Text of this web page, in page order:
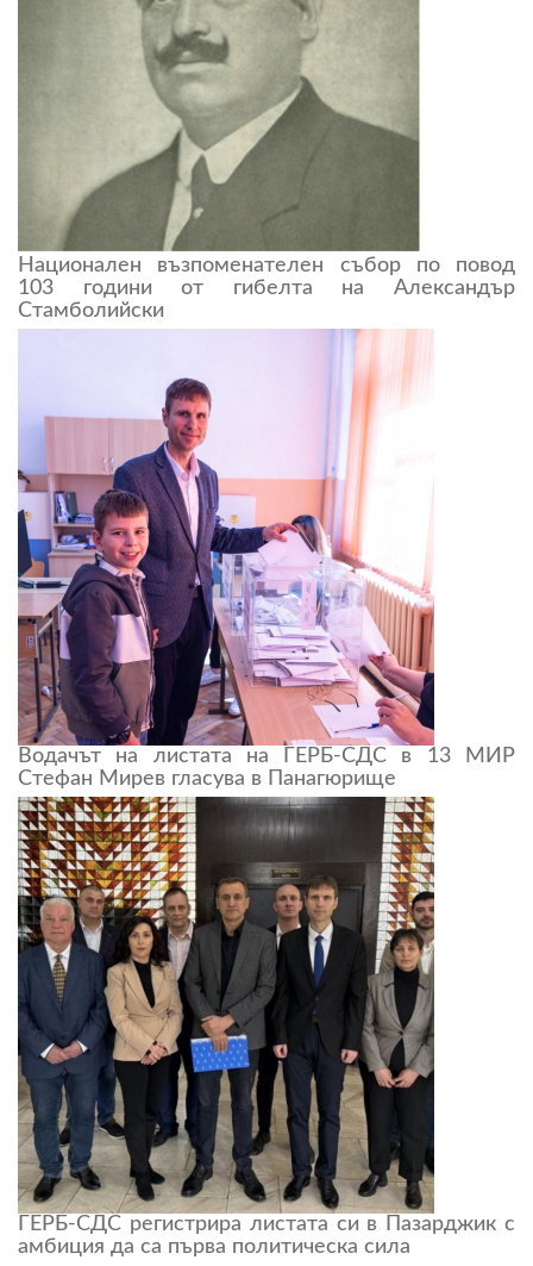
Национален възпоменателен събор по повод
103 години от гибелта на Александър
Стамболийски
Водачът на листата на ГЕРБ-СДС в 13 МИР
Стефан Мирев гласува в Панагюрище
ГЕРБ-СДС регистрира листата си в Пазарджик с
амбиция да са първа политическа сила